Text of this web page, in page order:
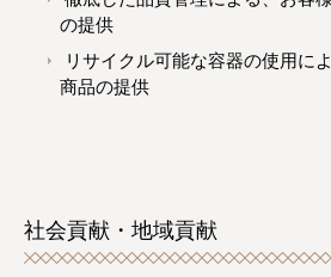
の提供
リサイクル可能な容器の使用に
商品の提供
社会貢献・地域貢献